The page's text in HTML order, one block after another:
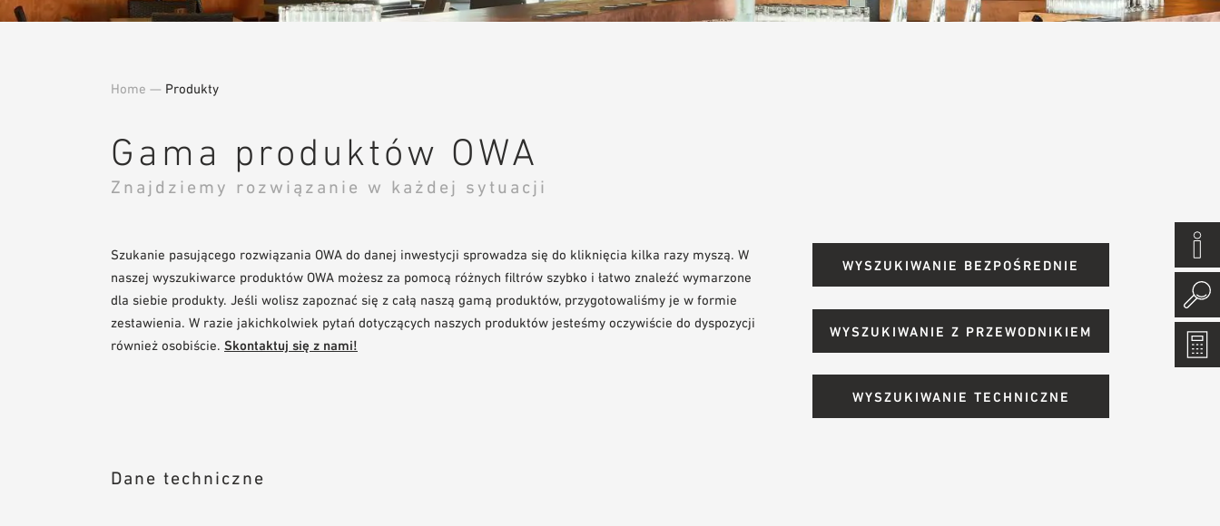
Home — Produkty
Gama produktów OWA
Znajdziemy rozwiązanie w każdej sytuacji
Szukanie pasującego rozwiązania OWA do danej inwestycji sprowadza się do kliknięcia kilka razy myszą. W
naszej wyszukiwarce produktów OWA możesz za pomocą różnych filtrów szybko i łatwo znaleźć wymarzone
dla siebie produkty. Jeśli wolisz zapoznać się z całą naszą gamą produktów, przygotowaliśmy je w formie
zestawienia. W razie jakichkolwiek pytań dotyczących naszych produktów jesteśmy oczywiście do dyspozycji
również osobiście. Skontaktuj się z nami!
WYSZUKIWANIE BEZPOŚREDNIE
WYSZUKIWANIE Z PRZEWODNIKIEM
WYSZUKIWANIE TECHNICZNE
Dane techniczne